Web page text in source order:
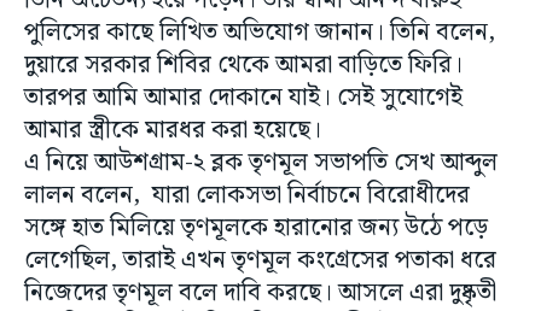
পুলিসের কাছে লিখিত অভিযোগ জানান। তিনি বলেন,
দুয়ারে সরকার শিবির থেকে আমরা বাড়িতে ফিরি।
তারপর আমি আমার দোকানে যাই। সেই সুযোগেই
আমার স্ত্রীকে মারধর করা হয়েছে।
এ নিয়ে আউশগ্রাম-২ ব্লক তৃণমূল সভাপতি সেখ আব্দুল
লালন বলেন, যারা লোকসভা নির্বাচনে বিরোধীদের
সঙ্গে হাত মিলিয়ে তৃণমূলকে হারানোর জন্য উঠে পড়ে
লেগেছিল, তারাই এখন তৃণমূল কংগ্রেসের পতাকা ধরে
নিজেদের তৃণমূল বলে দাবি করছে। আসলে এরা দুষ্কৃতী